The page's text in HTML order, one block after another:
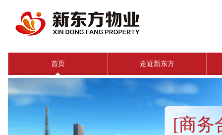
首页 走近新东方
[商务